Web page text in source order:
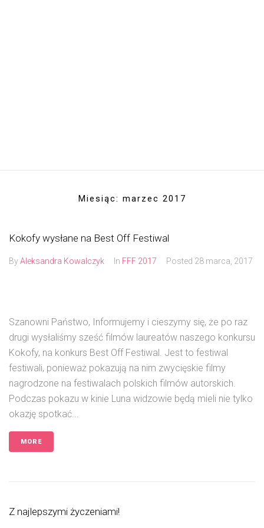
Miesiąc: marzec 2017
Kokofy wysłane na Best Off Festiwal
ByAleksandra Kowalczyk In FFF 2017 Posted 28 marca, 2017
Szanowni Państwo, Informujemy i cieszymy się, że po raz
drugi wysłaliśmy sześć filmów laureatów naszego konkursu
Kokofy, na konkurs Best Off Festiwal. Jest to festiwal
festiwali, ponieważ pokazują na nim zwycięskie filmy
nagrodzone na festiwalach polskich filmów autorskich.
Podczas pokazu w kinie Luna widzowie będą mieli nie tylko
okazję spotkać...
MORE
Z najlepszymi życzeniami!